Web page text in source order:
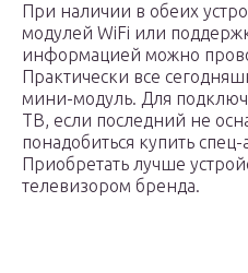
При наличии в обеих
модулей WiFi или
информацией можно
Практически все
мини-модуль. Для
ТВ, если последний не
понадобиться купить
Приобретать лучше
телевизором бренда.